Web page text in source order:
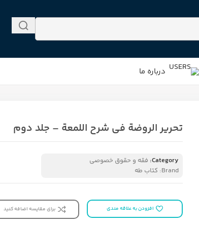
درباره ما
تحریر الروضة فی شرح اللمعة – جلد دوم
Category: فقه و حقوق خصوصی
Brand: کتاب طه
افزودن به علاقه مندی برای مقایسه اضافه کنید